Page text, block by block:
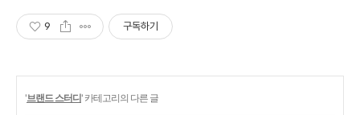
9 구독하기
'브랜드 스터디' 카테고리의 다른 글